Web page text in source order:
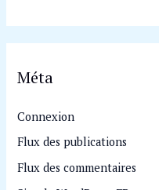
Méta
Connexion
Flux des publications
Flux des commentaires